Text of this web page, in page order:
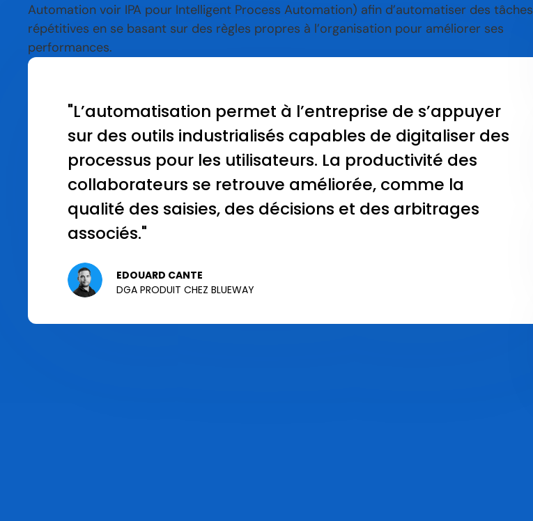
Automation voir IPA pour Intelligent Process Automation) afin d’automatiser des tâches
répétitives en se basant sur des règles propres à l’organisation pour améliorer ses
performances.
"L’automatisation permet à l’entreprise de s’appuyer
sur des outils industrialisés capables de digitaliser des
processus pour les utilisateurs. La productivité des
collaborateurs se retrouve améliorée, comme la
qualité des saisies, des décisions et des arbitrages
associés."
EDOUARD CANTE
DGA PRODUIT CHEZ BLUEWAY